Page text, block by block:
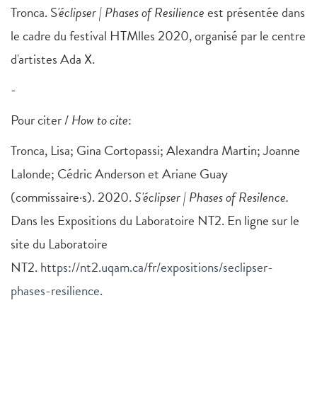
Tronca. S'éclipser | Phases of Resilienceest présentée dans
le cadre du festival HTMlles 2020, organisé par le centre
d'artistes Ada X.
-
Pour citer /How to cite:
Tronca, Lisa; Gina Cortopassi; Alexandra Martin; Joanne
Lalonde; Cédric Anderson et Ariane Guay
(commissaire·s). 2020.S'éclipser | Phases of Resilence.
Dans les Expositions du Laboratoire NT2. En ligne sur le
site du Laboratoire
NT2. https://nt2.uqam.ca/fr/expositions/seclipser-
phases-resilience.